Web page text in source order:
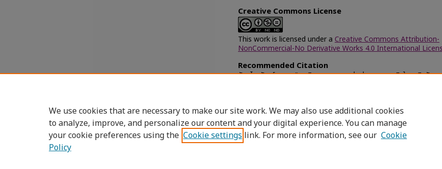
Creative Commons License
This work is licensed under a Creative Commons Attribution-
NonCommercial-No Derivative Works 4.0 International
Recommended Citation
ฉันทไกรวัฒน์, กษม, "พฤติกรรมแสวงหาค่าเช่าทางเศรษฐกิจในธุรกิจจัดส
We use cookies that are necessary to make our site work. We may also use additional cookies
to analyze, improve, and personalize our content and your digital experience. You can manage
your cookie preferences using the Cookie settings link. For more information, see our Cookie
Policy